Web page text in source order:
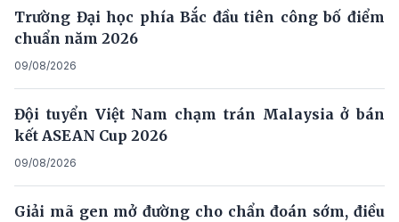
Trường Đại học phía Bắc đầu tiên công bố điểm
chuẩn năm 2026
09/08/2026
Đội tuyển Việt Nam chạm trán Malaysia ở bán
kết ASEAN Cup 2026
09/08/2026
Giải mã gen mở đường cho chẩn đoán sớm, điều